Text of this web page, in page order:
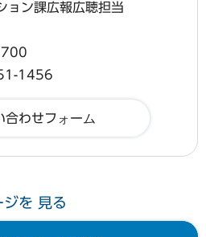
ョン課広報広聴担当
1456
ジを 見る